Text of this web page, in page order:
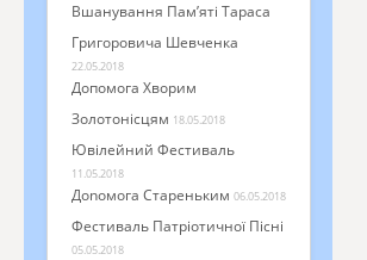
Вшанування Пам’яті Тараса
Григоровича Шевченка
22.05.2018
Допомога Хворим
Золотонісцям 18.05.2018
Ювілейний Фестиваль
11.05.2018
Доnомога Стареньким 06.05.2018
Фестиваль Патріотичної Пісні
05.05.2018